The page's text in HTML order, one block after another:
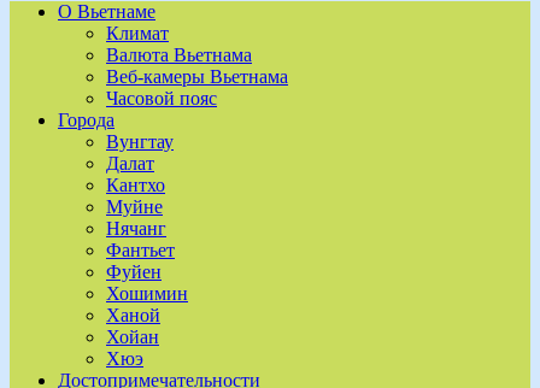
О Вьетнаме
Климат
Валюта Вьетнама
Веб-камеры Вьетнама
Часовой пояс
Города
Вунгтау
Далат
Кантхо
Муйне
Нячанг
Фантьет
Фуйен
Хошимин
Ханой
Хойан
Хюэ
Достопримечательности